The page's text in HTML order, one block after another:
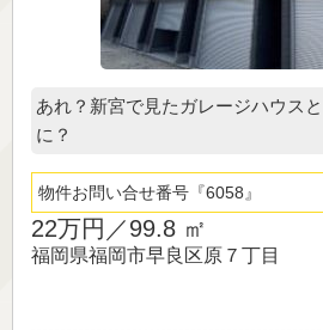
あれ？新宮で見たガレージハウス
に？
物件お問い合せ番号 6058
22万円／99.8 ㎡
福岡県福岡市早良区原７丁目